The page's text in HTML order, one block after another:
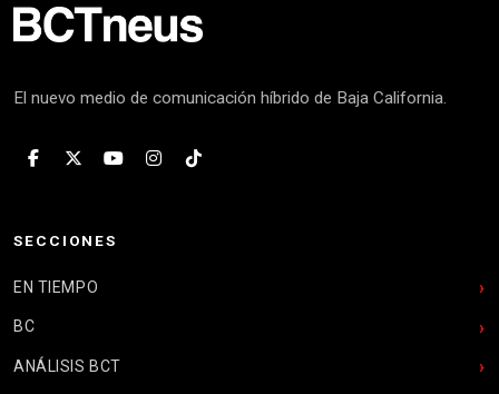
El nuevo medio de comunicación híbrido de Baja California.
SECCIONES
EN TIEMPO
BC
ANÁLISIS BCT